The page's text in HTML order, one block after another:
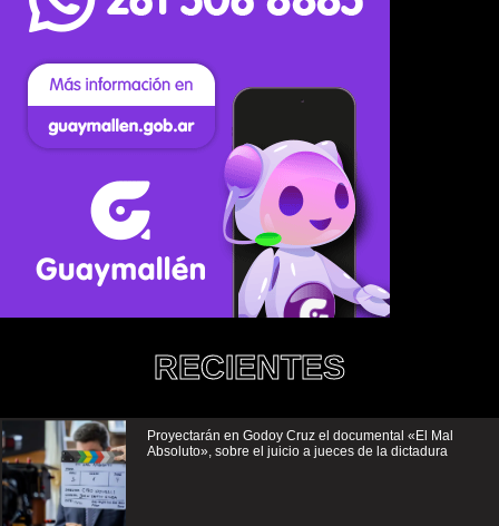
RECIENTES
Proyectarán en Godoy Cruz el documental «El Mal
Absoluto», sobre el juicio a jueces de la dictadura